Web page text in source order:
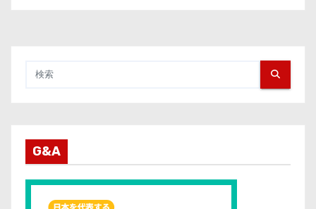
G&A